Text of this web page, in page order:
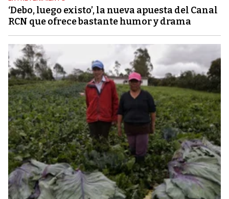
‘Debo, luego existo’, la nueva apuesta del Canal
RCN que ofrece bastante humor y drama